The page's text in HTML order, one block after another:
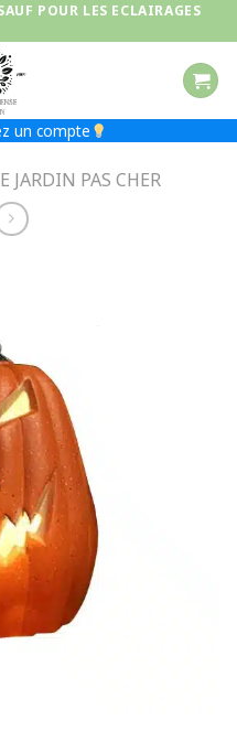
POUR LES ECLAIRAGES
un compte
JARDIN PAS CHER